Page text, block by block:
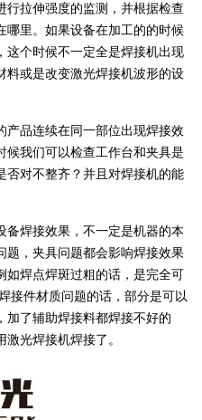
行拉伸强度的监测，并根据检查
哪里。如果设备在加工的的时候
这个时候不一定全是焊接机出现
料或是改变激光焊接机波形的设
品连续在同一部位出现焊接效
候我们可以检查工作台和夹具是
否对不整齐？并且对焊接机的能
焊接效果，不一定是机器的本
题，夹具问题都会影响焊接效果
如焊点焊斑过粗的话，是完全可
接件材质问题的话，部分是可以
加了辅助焊接料都焊接不好的
光焊接机焊接了。